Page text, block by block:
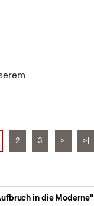
2 3 > >|
in die Moderne"